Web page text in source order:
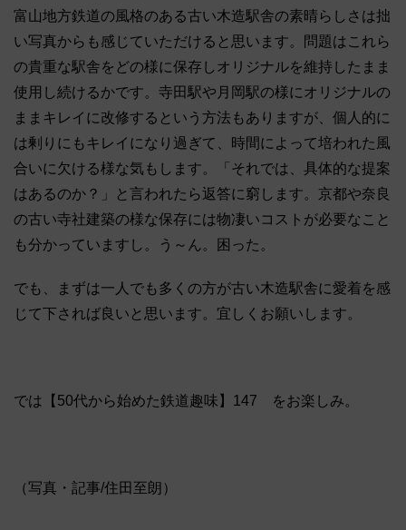
富山地方鉄道の風格のある古い木造駅舎の素晴らしさは拙
い写真からも感じていただけると思います。問題はこれら
の貴重な駅舎をどの様に保存しオリジナルを維持したまま
使用し続けるかです。寺田駅や月岡駅の様にオリジナルの
ままキレイに改修するという方法もありますが、個人的に
は剰りにもキレイになり過ぎて、時間によって培われた風
合いに欠ける様な気もします。「それでは、具体的な提案
はあるのか？」と言われたら返答に窮します。京都や奈良
の古い寺社建築の様な保存には物凄いコストが必要なこと
も分かっていますし。う～ん。困った。
でも、まずは一人でも多くの方が古い木造駅舎に愛着を感
じて下されば良いと思います。宜しくお願いします。
では【50代から始めた鉄道趣味】147 をお楽しみ。
（写真・記事/住田至朗）